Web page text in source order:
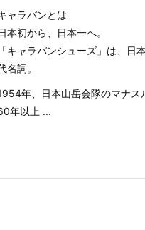
ャラバンとは
本初から、日本一へ。
「キャラバンシューズ」は、
名詞。
年、日本山岳会隊のマナス
年以上 ...